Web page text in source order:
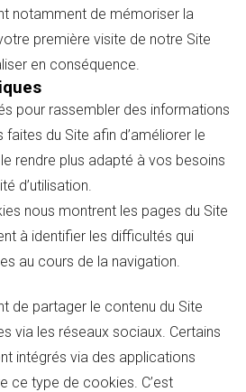
notamment de mémoriser la
première visite de notre Site
en conséquence.
pour rassembler des informations
faites du Site afin d’améliorer le
rendre plus adapté à vos besoins
d’utilisation.
nous montrent les pages du Site
à identifier les difficultés qui
au cours de la navigation.
de partager le contenu du Site
via les réseaux sociaux. Certains
intégrés via des applications
ce type de cookies. C’est